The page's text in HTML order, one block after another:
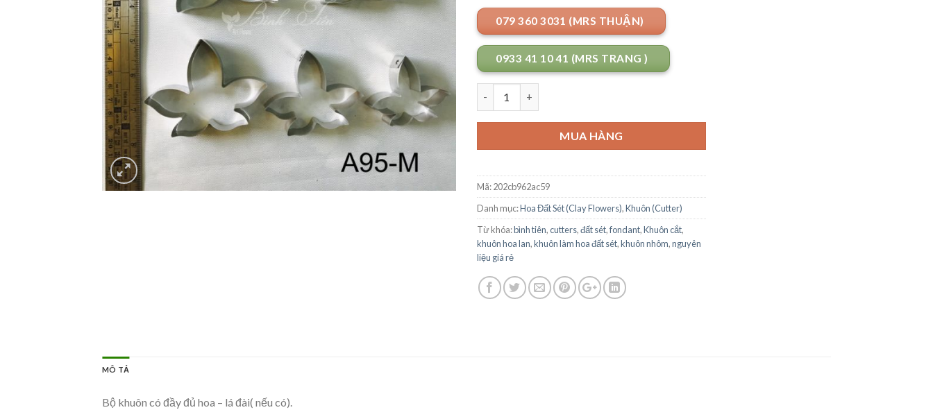
079 360 3031 (MRS THUẬN)
0933 41 10 41 (MRS TRANG )
MUA HÀNG
Mã:202cb962ac59
Danh mục:Hoa Đất Sét (Clay Flowers),Khuôn (Cutter)
Từ khóa:bình tiên,cutters,đất sét,fondant,Khuôn cắt,
khuôn hoa lan,khuôn làm hoa đất sét,khuôn nhôm,nguyên
liệu giá rẻ
MÔ TẢ
Bộ khuôn có đầy đủ hoa – lá đài( nếu có).